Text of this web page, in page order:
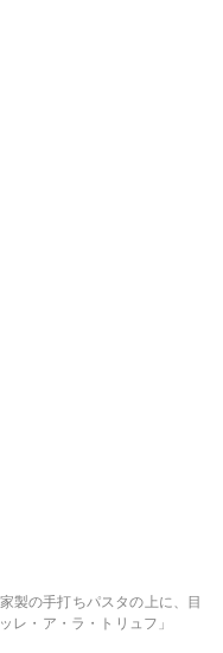
製の手打ちパスタの上に、目
レ・ア・ラ・トリュフ」